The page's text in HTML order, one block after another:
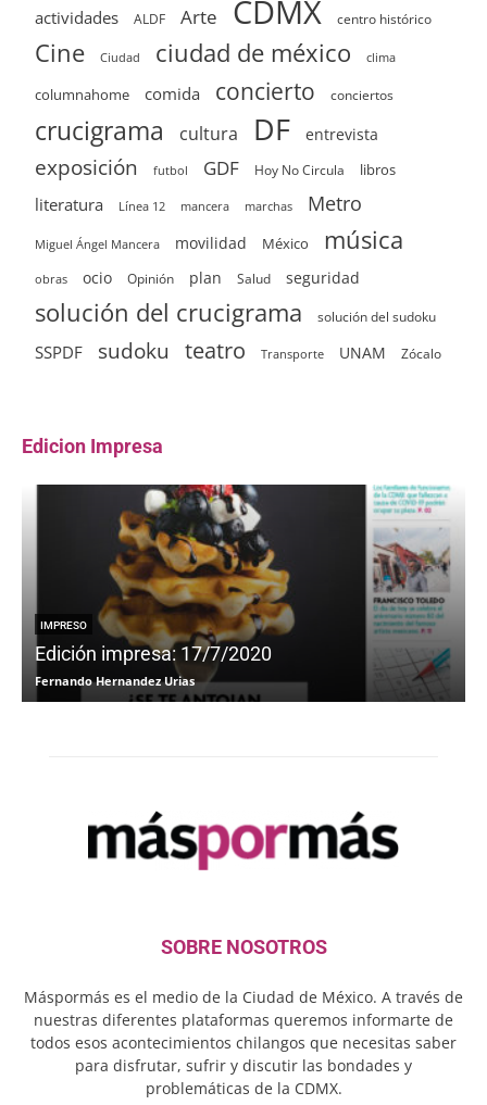
actividades ALDF Arte CDMX centro histórico
Cine Ciudad ciudad de méxico clima
columnahome comida concierto conciertos
crucigrama cultura DF entrevista
exposición futbol GDF Hoy No Circula libros
literatura Línea 12 mancera marchas Metro
Miguel Ángel Mancera movilidad México música
obras ocio Opinión plan Salud seguridad
solución del crucigrama solución del sudoku
SSPDF sudoku teatro Transporte UNAM Zócalo
Edicion Impresa
IMPRESO
Edición impresa: 17/7/2020
Fernando Hernandez Urias
SOBRE NOSOTROS
Máspormás es el medio de la Ciudad de México. A través de
nuestras diferentes plataformas queremos informarte de
todos esos acontecimientos chilangos que necesitas saber
para disfrutar, sufrir y discutir las bondades y
problemáticas de la CDMX.